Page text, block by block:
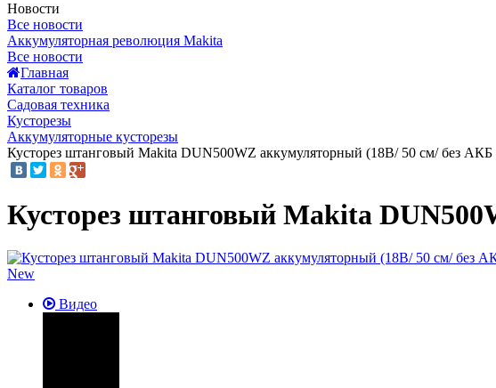
Новости
Все новости
Аккумуляторная революция Makita
Все новости
Главная
Каталог товаров
Садовая техника
Кусторезы
Аккумуляторные кусторезы
Кусторез штанговый Makita DUN500WZ аккумуляторный (18В/ 50 см/ без
Кусторез штанговый Makita
New
Видео